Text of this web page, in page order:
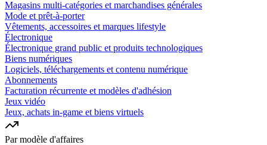
Magasins multi-catégories et marchandises générales
Mode et prêt-à-porter
Vêtements, accessoires et marques lifestyle
Électronique
Électronique grand public et produits technologiques
Biens numériques
Logiciels, téléchargements et contenu numérique
Abonnements
Facturation récurrente et modèles d'adhésion
Jeux vidéo
Jeux, achats in-game et biens virtuels
Par modèle d'affaires